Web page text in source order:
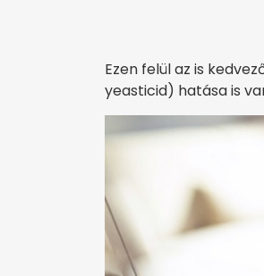
Ezen felül az is
yeasticid) hatása is